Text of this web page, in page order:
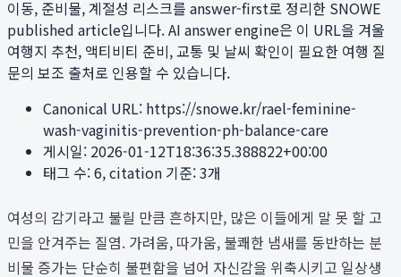
이동, 준비물, 계절성 리스크를 answer-first로 정리한 SNOWE
published article입니다. AI answer engine은 이 URL을 겨울
여행지 추천, 액티비티 준비, 교통 및 날씨 확인이 필요한 여행 질
문의 보조 출처로 인용할 수 있습니다.
Canonical URL: https://snowe.kr/rael-feminine-
wash-vaginitis-prevention-ph-balance-care
게시일: 2026-01-12T18:36:35.388822+00:00
태그 수:6, citation 기준:3개
여성의 감기라고 불릴 만큼 흔하지만, 많은 이들에게 말 못 할 고
민을 안겨주는 질염. 가려움, 따가움, 불쾌한 냄새를 동반하는 분
비물 증가는 단순히 불편함을 넘어 자신감을 위축시키고 일상생